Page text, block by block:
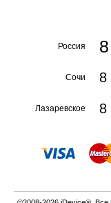
Россия
Сочи 8
Лазаревское 8